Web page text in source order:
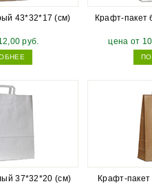
43*32*17 (см)
руб.
Крафт-пакет
цена от
37*32*20 (см) Крафт-